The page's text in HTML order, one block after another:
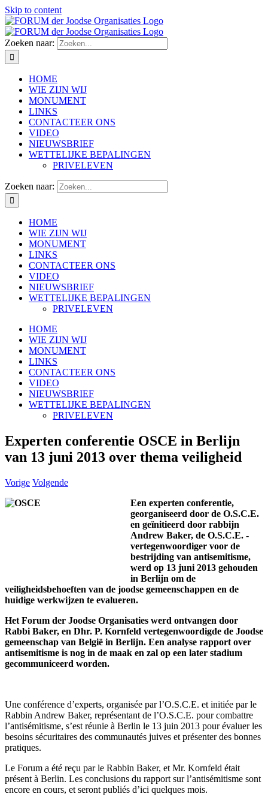
Skip to content
Zoeken naar:
HOME
WIE ZIJN WIJ
MONUMENT
LINKS
CONTACTEER ONS
VIDEO
NIEUWSBRIEF
WETTELIJKE BEPALINGEN
PRIVELEVEN
Zoeken naar:
HOME
WIE ZIJN WIJ
MONUMENT
LINKS
CONTACTEER ONS
VIDEO
NIEUWSBRIEF
WETTELIJKE BEPALINGEN
PRIVELEVEN
HOME
WIE ZIJN WIJ
MONUMENT
LINKS
CONTACTEER ONS
VIDEO
NIEUWSBRIEF
WETTELIJKE BEPALINGEN
PRIVELEVEN
Experten conferentie OSCE in Berlijn
van 13 juni 2013 over thema veiligheid
Vorige Volgende
Een experten conferentie,
georganiseerd door de O.S.C.E.
en geïnitieerd door rabbijn
Andrew Baker, de O.S.C.E. -
vertegenwoordiger voor de
bestrijding van antisemitisme,
werd op 13 juni 2013 gehouden
in Berlijn om de
veiligheidsbehoeften van de joodse gemeenschappen en de
huidige werkwijzen te evalueren.
Het Forum der Joodse Organisaties werd ontvangen door
Rabbi Baker, en Dhr. P. Kornfeld vertegenwoordigde de Joodse
gemeenschap van België in Berlijn. Een analyse rapport over
antisemitisme is nog in de maak en zal op een later stadium
gecommuniceerd worden.
Une conférence d’experts, organisée par l’O.S.C.E. et initiée par le
Rabbin Andrew Baker, représentant de l’O.S.C.E. pour combattre
l’antisémitisme, s’est réunie à Berlin le 13 juin 2013 pour évaluer les
besoins sécuritaires des communautés juives et présenter des bonnes
pratiques.
Le Forum a été reçu par le Rabbin Baker, et Mr. Kornfeld était
présent à Berlin. Les conclusions du rapport sur l’antisémitisme sont
encore en cours, et seront publiés d’ici quelques mois.